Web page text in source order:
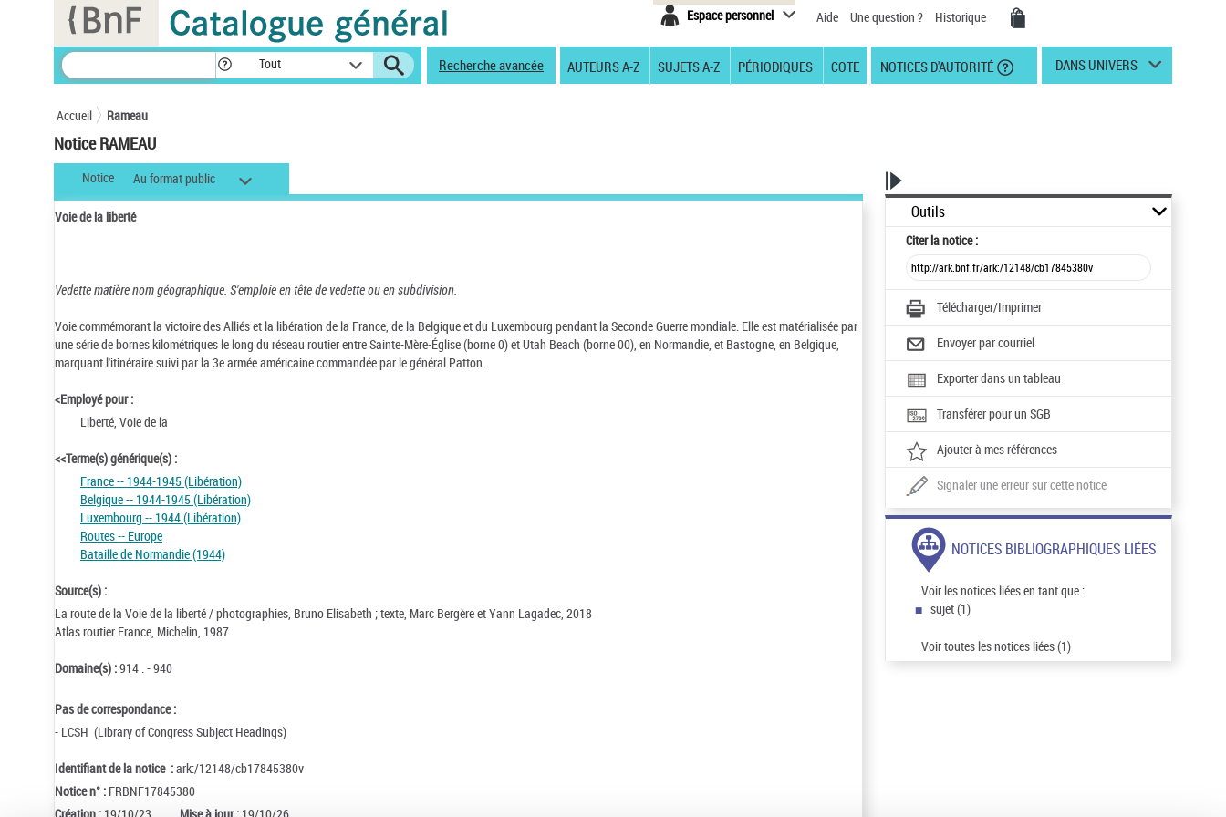
Espace personnel Aide Une question ? Historique
Tout Recherche avancée AUTEURS A-Z SUJETS A-Z PÉRIODIQUES COTE NOTICES D'AUTORITÉ DANS UNIVERS
Accueil Rameau
Notice RAMEAU
Notice Au format public
Voie de la liberté
Vedette matière nom géographique. S'emploie en tête de vedette ou en subdivision.
Voie commémorant la victoire des Alliés et la libération de la France, de la Belgique et du Luxembourg pendant la Seconde Guerre mondiale. Elle est matérialisée par
une série de bornes kilométriques le long du réseau routier entre Sainte-Mère-Église (borne 0) et Utah Beach (borne 00), en Normandie, et Bastogne, en Belgique,
marquant l'itinéraire suivi par la 3e armée américaine commandée par le général Patton.
<Employé pour :
Liberté, Voie de la
<<Terme(s) générique(s) :
France -- 1944-1945 (Libération)
Belgique -- 1944-1945 (Libération)
Luxembourg -- 1944 (Libération)
Routes -- Europe
Bataille de Normandie (1944)
Source(s) :
La route de la Voie de la liberté / photographies, Bruno Elisabeth ; texte, Marc Bergère et Yann Lagadec, 2018
Atlas routier France, Michelin, 1987
Domaine(s) :914 . - 940
Pas de correspondance :
- LCSH (Library of Congress Subject Headings)
Identifiant de la notice :ark:/12148/cb17845380v
Notice n° : FRBNF17845380
Outils
Citerla notice :
Télécharger/Imprimer
Envoyer par courriel
Exporter dans un tableau
Transférer pour un SGB
Ajouter à mes références
Signaler une erreur sur cette notice
NOTICES BIBLIOGRAPHIQUES LIÉES
Voir les notices liées en tant que :
sujet (1)
Voir toutes les notices liées (1)
Panneau de gestion des cookies